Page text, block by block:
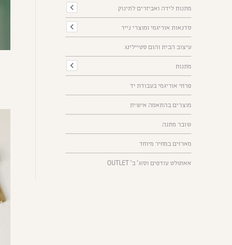
מתנות לידה ואביזרים לתינוק
סדנאות אוריגמי ומוצרי נייר
עיצוב הבית והום סטיילינג
מתנות
פרחי אוריגמי בעבודת יד
מוצרים בהתאמה אישית
שובר מתנה
מארזים במחיר מיוחד
אאוטלט עודפים וסוג' ב' OUTLET